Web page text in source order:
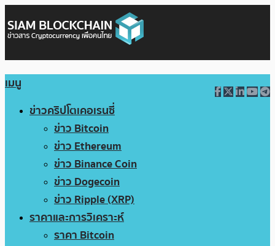
เมนู
ข่าวคริปโตเคอเรนซี่
ข่าว Bitcoin
ข่าว Ethereum
ข่าว Binance Coin
ข่าว Dogecoin
ข่าว Ripple (XRP)
ราคาและการวิเคราะห์
ราคา Bitcoin